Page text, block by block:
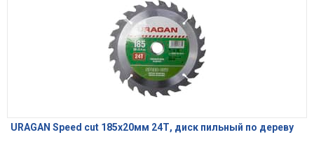
URAGAN Speed cut 185x20мм 24Т, диск пильный по дереву